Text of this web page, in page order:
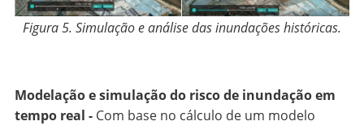
Figura 5. Simulação e análise das inundações históricas.
Modelação e simulação do risco de inundação em
tempo real - Com base no cálculo de um modelo